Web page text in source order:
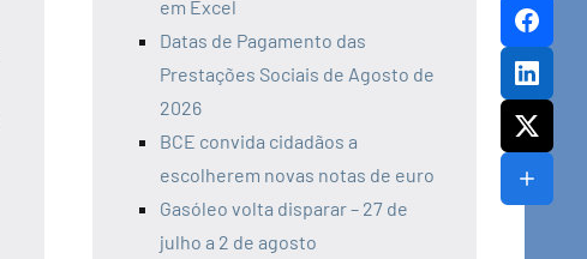
em Excel
Datas de Pagamento das
Prestações Sociais de Agosto de
2026
BCE convida cidadãos a
escolherem novas notas de euro
Gasóleo volta disparar – 27 de
julho a 2 de agosto